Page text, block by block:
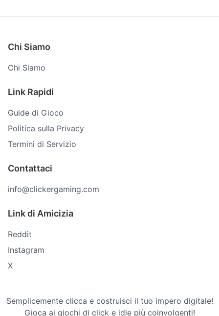
Chi Siamo
Chi Siamo
Link Rapidi
Guide di Gioco
Politica sulla Privacy
Termini di Servizio
Contattaci
info@clickergaming.com
Link di Amicizia
Reddit
Instagram
X
Semplicemente clicca e costruisci il tuo impero digitale!
Gioca ai giochi di click e idle più coinvolgenti!